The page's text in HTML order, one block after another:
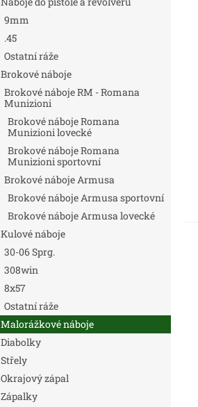
9mm
.45
Ostatní ráže
Brokové náboje
Brokové náboje RM - Romana
Munizioni
Brokové náboje Romana
Munizioni lovecké
Brokové náboje Romana
Munizioni sportovní
Brokové náboje Armusa
Brokové náboje Armusa sportovní
Brokové náboje Armusa lovecké
Kulové náboje
30-06 Sprg.
308win
8x57
Ostatní ráže
Malorážkové náboje
Diabolky
Střely
Okrajový zápal
Zápalky